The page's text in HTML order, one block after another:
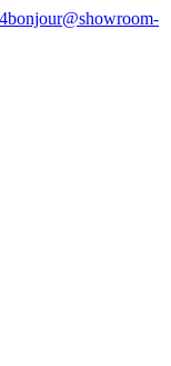
bonjour@showroom-